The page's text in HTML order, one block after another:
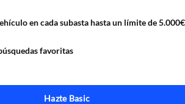
en cada subasta hasta un límite de 5.000€
favoritas
Hazte Basic